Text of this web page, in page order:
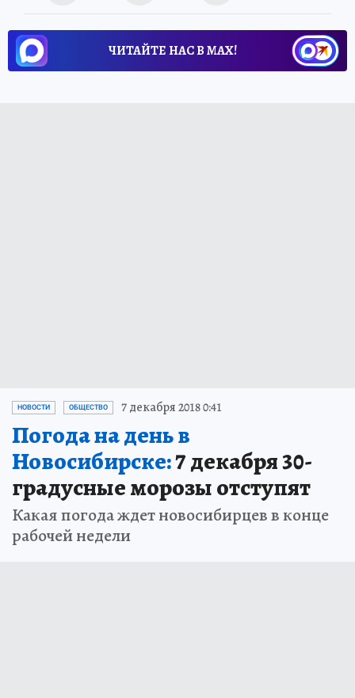
ЧИТАЙТЕ НАС В МАХ!
НОВОСТИ ОБЩЕСТВО 7 декабря 2018 0:41
Погода на день в
Новосибирске:7 декабря 30-
градусные морозы отступят
Какая погода ждет новосибирцев в конце
рабочей недели